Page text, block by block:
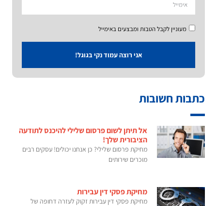
מעוניין לקבל הטבות ומבצעים באימייל
אני רוצה עמוד נקי בגוגל!
כתבות חשובות
אל תיתן לשום פרסום שלילי להיכנס לתודעה
הציבורית שלך!
מחיקת פרסום שלילי? כן אנחנו יכולים! עסקים רבים
מוכרים שירותים
מחיקת פסקי דין עבירות
מחיקת פסקי דין עבירות זקוק לעזרה דחופה של